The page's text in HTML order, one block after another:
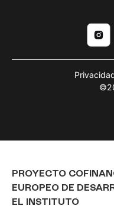
PROYECTO
EUROPEO DE
EL INSTITUTO